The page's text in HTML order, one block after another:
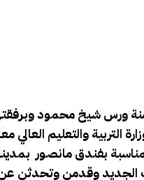
ورس شيخ محمود
التربية والتعليم
بفندق مانصور
وقدمن وتحدثن